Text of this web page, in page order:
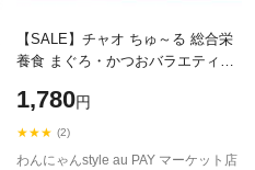
【SALE】チャオ ちゅ～る 総合栄
養食 まぐろ・かつおバラエティ
1,780円
★★★ (2)
わんにゃんstyle au PAY マーケット店